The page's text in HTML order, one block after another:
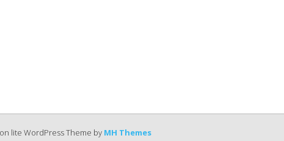
lite WordPress Theme by MH Themes